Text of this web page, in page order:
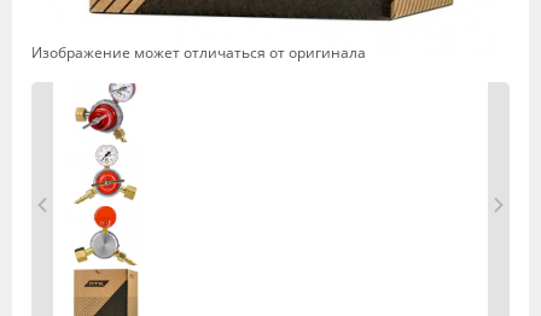
Изображение может отличаться от оригинала